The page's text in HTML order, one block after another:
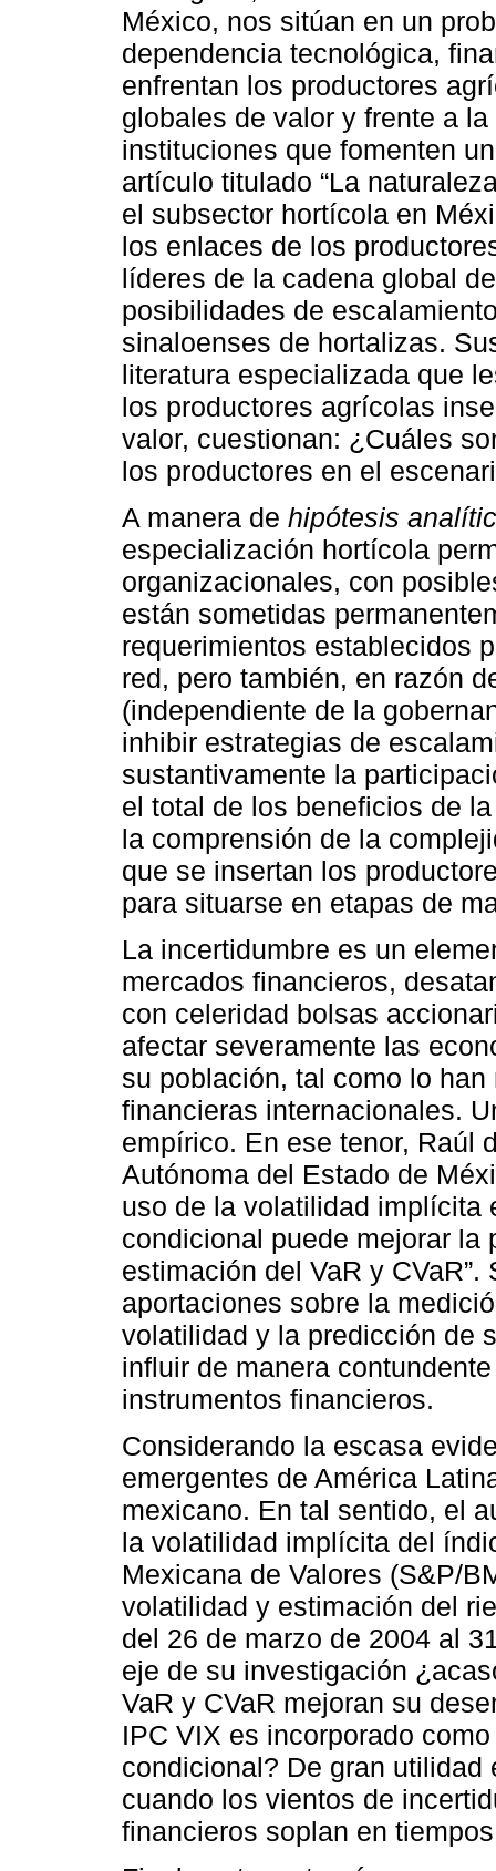
México, nos sitúan en un
dependencia tecnológica,
enfrentan los productores
globales de valor y frente a
instituciones que fomenten
artículo titulado “La
el subsector hortícola en
los enlaces de los
líderes de la cadena global
posibilidades de
sinaloenses de hortalizas.
literatura especializada que
los productores agrícolas
valor, cuestionan: ¿Cuáles
los productores en el
A manera de hipótesis
especialización hortícola
organizacionales, con
están sometidas
requerimientos establecidos
red, pero también, en razón
(independiente de la
inhibir estrategias de
sustantivamente la
el total de los beneficios de
la comprensión de la
que se insertan los
para situarse en etapas de
La incertidumbre es un
mercados financieros,
con celeridad bolsas
afectar severamente las
su población, tal como lo
financieras internacionales.
empírico. En ese tenor, Raúl
Autónoma del Estado de
uso de la volatilidad implícita
condicional puede mejorar
estimación del VaR y
aportaciones sobre la
volatilidad y la predicción de
influir de manera
instrumentos financieros.
Considerando la escasa
emergentes de América
mexicano. En tal sentido, el
la volatilidad implícita del
Mexicana de Valores (S&P/
volatilidad y estimación del
del 26 de marzo de 2004 al
eje de su investigación
VaR y CVaR mejoran su
IPC VIX es incorporado
condicional? De gran
cuando los vientos de
financieros soplan en